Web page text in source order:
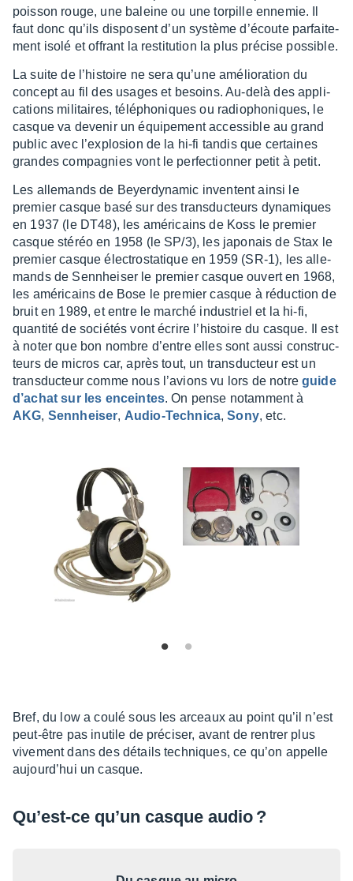
pois­son rouge, une baleine ou une torpille enne­mie. Il
faut donc qu’ils disposent d’un système d’écoute parfai­te­
ment isolé et offrant la resti­tu­tion la plus précise possible.
La suite de l’his­toire ne sera qu’une amélio­ra­tion du
concept au fil des usages et besoins. Au-delà des appli­
ca­tions mili­taires, télé­pho­niques ou radio­pho­niques, le
casque va deve­nir un équi­pe­ment acces­sible au grand
public avec l’ex­plo­sion de la hi-fi tandis que certaines
grandes compa­gnies vont le perfec­tion­ner petit à petit.
Les alle­mands de Beyer­dy­na­mic inventent ainsi le
premier casque basé sur des trans­duc­teurs dyna­miques
en 1937 (le DT48), les améri­cains de Koss le premier
casque stéréo en 1958 (le SP/3), les japo­nais de Stax le
premier casque élec­tro­sta­tique en 1959 (SR-1), les alle­
mands de Senn­hei­ser le premier casque ouvert en 1968,
les améri­cains de Bose le premier casque à réduc­tion de
bruit en 1989, et entre le marché indus­triel et la hi-fi,
quan­tité de socié­tés vont écrire l’his­toire du casque. Il est
à noter que bon nombre d’entre elles sont aussi construc­
teurs de micros car, après tout, un trans­duc­teur est un
trans­duc­teur comme nous l’avions vu lors de notreguide
d’achat sur les enceintes. On pense notam­ment à
AKG, Senn­hei­ser, Audio-Tech­nica,Sony, etc.
Bref, du low a coulé sous les arceaux au point qu’il n’est
peut-être pas inutile de préci­ser, avant de rentrer plus
vive­ment dans des détails tech­niques, ce qu’on appelle
aujour­d’hui un casque.
Qu’est-ce qu’un casque audio ?